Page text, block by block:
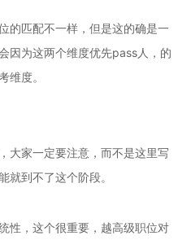
的匹配不一样，但是这的确是一
因为这两个维度优先pass人，的
维度。
大家一定要注意，而不是这里写
就到不了这个阶段。
性，这个很重要，越高级职位对